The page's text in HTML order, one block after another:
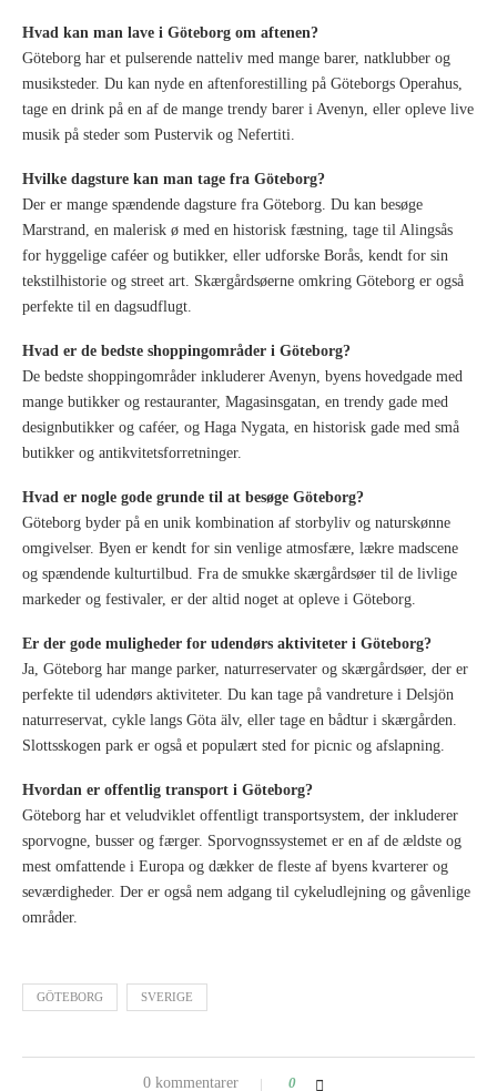
Hvad kan man lave i Göteborg om aftenen?
Göteborg har et pulserende natteliv med mange barer, natklubber og
musiksteder. Du kan nyde en aftenforestilling på Göteborgs Operahus,
tage en drink på en af de mange trendy barer i Avenyn, eller opleve live
musik på steder som Pustervik og Nefertiti.
Hvilke dagsture kan man tage fra Göteborg?
Der er mange spændende dagsture fra Göteborg. Du kan besøge
Marstrand, en malerisk ø med en historisk fæstning, tage til Alingsås
for hyggelige caféer og butikker, eller udforske Borås, kendt for sin
tekstilhistorie og street art. Skærgårdsøerne omkring Göteborg er også
perfekte til en dagsudflugt.
Hvad er de bedste shoppingområder i Göteborg?
De bedste shoppingområder inkluderer Avenyn, byens hovedgade med
mange butikker og restauranter, Magasinsgatan, en trendy gade med
designbutikker og caféer, og Haga Nygata, en historisk gade med små
butikker og antikvitetsforretninger.
Hvad er nogle gode grunde til at besøge Göteborg?
Göteborg byder på en unik kombination af storbyliv og naturskønne
omgivelser. Byen er kendt for sin venlige atmosfære, lækre madscene
og spændende kulturtilbud. Fra de smukke skærgårdsøer til de livlige
markeder og festivaler, er der altid noget at opleve i Göteborg.
Er der gode muligheder for udendørs aktiviteter i Göteborg?
Ja, Göteborg har mange parker, naturreservater og skærgårdsøer, der er
perfekte til udendørs aktiviteter. Du kan tage på vandreture i Delsjön
naturreservat, cykle langs Göta älv, eller tage en bådtur i skærgården.
Slottsskogen park er også et populært sted for picnic og afslapning.
Hvordan er offentlig transport i Göteborg?
Göteborg har et veludviklet offentligt transportsystem, der inkluderer
sporvogne, busser og færger. Sporvognssystemet er en af de ældste og
mest omfattende i Europa og dækker de fleste af byens kvarterer og
seværdigheder. Der er også nem adgang til cykeludlejning og gåvenlige
områder.
GÖTEBORG SVERIGE
0 kommentarer 0